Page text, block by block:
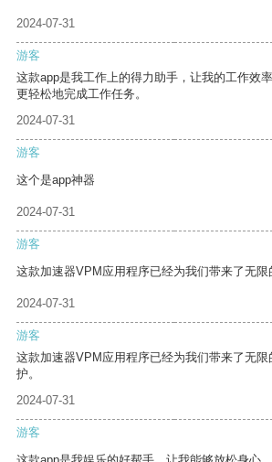
2024-07-31
游客
这款app是我工作上的得力助手，让我的工作效
更轻松地完成工作任务。
2024-07-31
游客
这个是app神器
2024-07-31
游客
这款加速器VPM应用程序已经为我们带来了无限
2024-07-31
游客
这款加速器VPM应用程序已经为我们带来了无
护。
2024-07-31
游客